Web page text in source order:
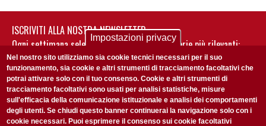
ISCRIVITI ALLA NOSTRA NEWSLETTER
Ogni settimana selezioniamo per te nostre storie più rilevanti:
non perderti gli aggiornamenti della nostra newsletter
Impostazioni privacy
Nel nostro sito utilizziamo sia cookie tecnici necessari per il suo
funzionamento, sia cookie e altri strumenti di tracciamento facoltativi che
potrai attivare solo con il tuo consenso. Cookie e altri strumenti di
tracciamento facoltativi sono usati per analisi statistiche, misure
sull'efficacia della comunicazione istituzionale e analisi dei comportamenti
degli utenti. Se chiudi questo banner continuerai la navigazione solo con i
cookie necessari. Puoi esprimere il consenso sui cookie facoltativi